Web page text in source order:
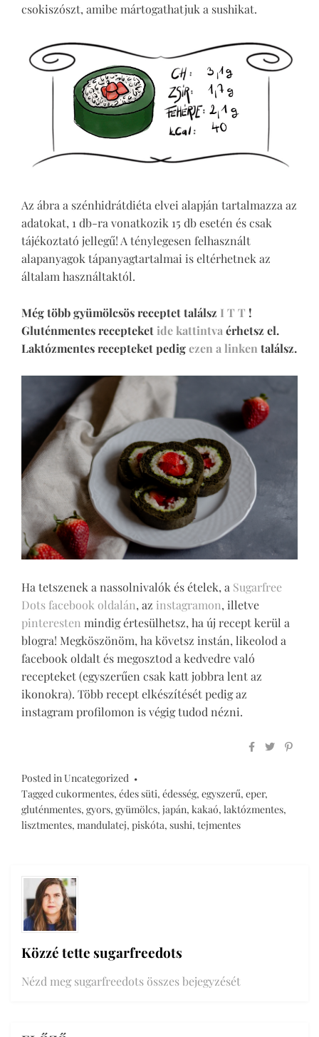
csokiszószt, amibe mártogathatjuk a sushikat.
Az ábra a szénhidrátdiéta elvei alapján tartalmazza az
adatokat, 1 db-ra vonatkozik 15 db esetén és csak
tájékoztató jellegű! A ténylegesen felhasznált
alapanyagok tápanyagtartalmai is eltérhetnek az
általam használtaktól.
Még több gyümölcsös receptet találsz I T T !
Gluténmentes recepteket ide kattintva érhetsz el.
Laktózmentes recepteket pedigezen a linken találsz.
Ha tetszenek a nassolnivalók és ételek, a Sugarfree
Dots facebook oldalán, az instagramon, illetve
pinteresten mindig értesülhetsz, ha új recept kerül a
blogra! Megköszönöm, ha követsz instán, likeolod a
facebook oldalt és megosztod a kedvedre való
recepteket (egyszerűen csak katt jobbra lent az
ikonokra). Több recept elkészítését pedig az
instagram profilomon is végig tudod nézni.
Posted inUncategorized
Taggedcukormentes, édes süti, édesség, egyszerű, eper,
gluténmentes, gyors, gyümölcs, japán, kakaó, laktózmentes,
lisztmentes, mandulatej, piskóta, sushi, tejmentes
Közzé tettesugarfreedots
Nézd meg sugarfreedots összes bejegyzését